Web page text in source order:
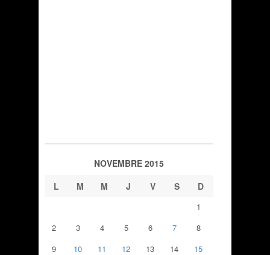
NOVEMBRE 2015
L
M M J V S D
1
2
3 4 5 6 7
8
9
10 11 12 13 14
15